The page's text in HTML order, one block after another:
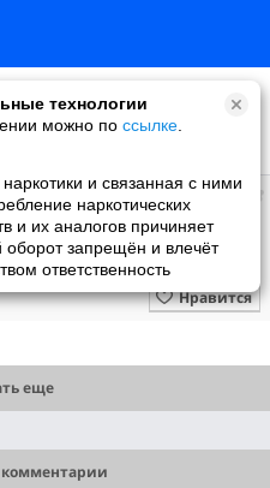
технологии
можно по ссылке
и связанная с ними
наркотических
и их аналогов причиняет
оборот запрещён и влечёт
ответственность
Ercole amante. Париж
Нравится
еще